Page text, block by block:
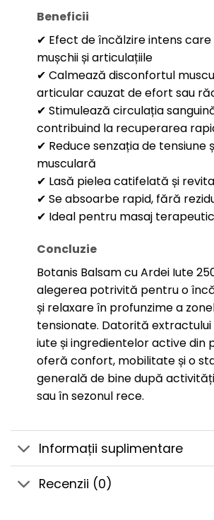
Beneficii
✔ Efect de încălzire intens
mușchii și articulațiile
✔ Calmează disconfortul
articular cauzat de efort sau
✔ Stimulează circulația
contribuind la recuperarea
✔ Reduce senzația de tensiune
musculară
✔ Lasă pielea catifelată și
✔ Se absoarbe rapid, fără
✔ Ideal pentru masaj
Concluzie
Botanis Balsam cu Ardei Iute
alegerea potrivită pentru o
și relaxare în profunzime a
tensionate. Datorită extractului
iute și ingredientelor active din
oferă confort, mobilitate și o
generală de bine după
sau în sezonul rece.
Informații suplimentare
Recenzii (0)